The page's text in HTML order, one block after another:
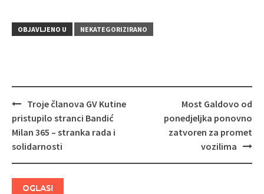
OBJAVLJENO U NEKATEGORIZIRANO
Navigacija
objava
Troje članova GV Kutine
pristupilo stranci Bandić
Milan 365 – stranka rada i
solidarnosti
Most Galdovo od
ponedjeljka ponovno
zatvoren za promet
vozilima
OGLASI